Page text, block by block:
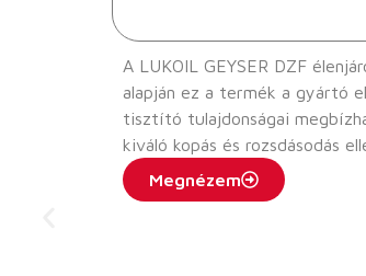
A LUKOIL GEYSER DZF
alapján ez a termék a gyártó
tisztító tulajdonságai
kiváló kopás és rozsdásodás elleni
hidraulika olajként
valamint vágó- és présgépek
Megnézem